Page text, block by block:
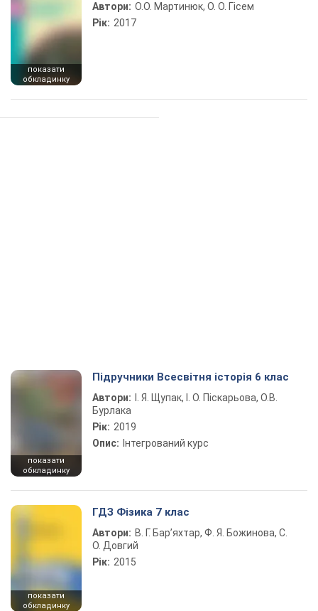
показати
обкладинку
Автори: О.О. Мартинюк, О. О. Гісем
Рік: 2017
показати
обкладинку
Підручники Всесвітня історія 6 клас
Автори:
І. Я. Щупак, І. О. Піскарьова, О.В.
Бурлака
Рік: 2019
Опис: Інтегрований курс
показати
обкладинку
ГДЗ Фізика 7 клас
Автори: В. Г. Бар’яхтар, Ф. Я. Божинова, С.
О. Довгий
Рік: 2015